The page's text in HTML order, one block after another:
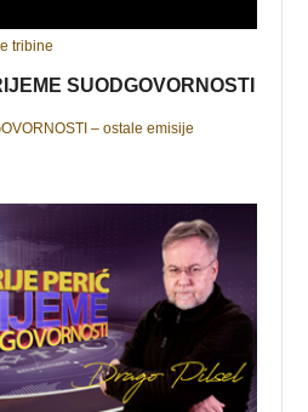
tribine
SUODGOVORNOSTI
– ostale emisije